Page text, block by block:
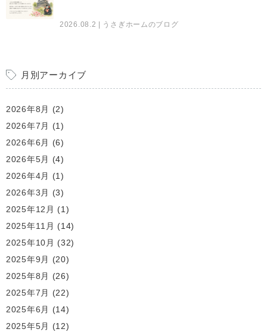
2026.08.2 | うさぎホームのブログ
月別アーカイブ
2026年8月
(2)
2026年7月
(1)
2026年6月
(6)
2026年5月
(4)
2026年4月
(1)
2026年3月
(3)
2025年12月 (1)
2025年11月 (14)
2025年10月 (32)
2025年9月
(20)
2025年8月
(26)
2025年7月
(22)
2025年6月
(14)
2025年5月
(12)